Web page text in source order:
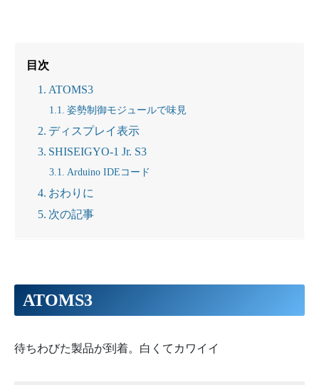
目次
ATOMS3
姿勢制御モジュールで味見
ディスプレイ表示
SHISEIGYO-1 Jr. S3
Arduino IDEコード
おわりに
次の記事
ATOMS3
待ちわびた製品が到着。白くてカワイイ